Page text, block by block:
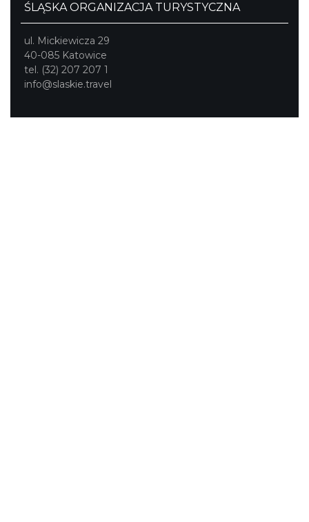
ŚLĄSKA ORGANIZACJA TURYSTYCZNA
ul. Mickiewicza 29
40-085 Katowice
tel. (32) 207 207 1
info@slaskie.travel